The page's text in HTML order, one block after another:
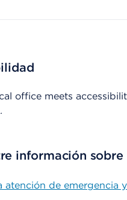
office meets
información sobre
atención de emergencia